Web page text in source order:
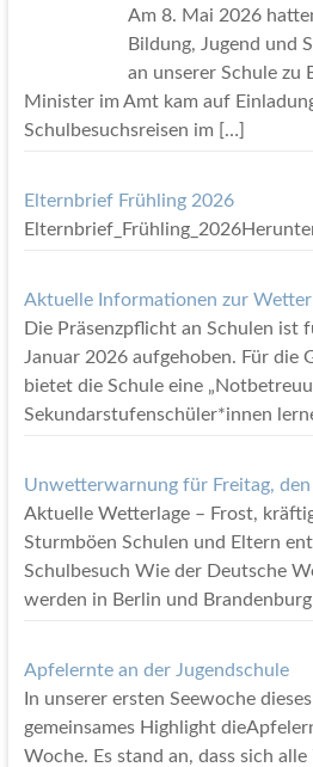
Am 8. Mai 2026
Bildung, Jugend und
an unserer Schule zu
Minister im Amt kam auf
Schulbesuchsreisen im
[…]
Elternbrief Frühling 2026
Aktuelle Informationen zur
Die Präsenzpflicht an Schulen ist
Januar 2026 aufgehoben. Für die
bietet die Schule eine
Sekundarstufenschüler*innen
Unwetterwarnung für Freitag,
Aktuelle Wetterlage – Frost,
Sturmböen Schulen und Eltern
Schulbesuch Wie der Deutsche
werden in Berlin und
Apfelernte an der Jugendschule
In unserer ersten Seewoche
gemeinsames Highlight
Woche. Es stand an, dass sich